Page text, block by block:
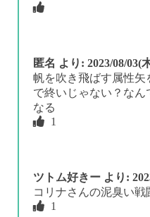
匿名 より: 2023/08/03(
帆を吹き飛ばす属性
で終いじゃない？なん
なる
1
ツトム好きー より:
コリナさんの泥臭い戦
1